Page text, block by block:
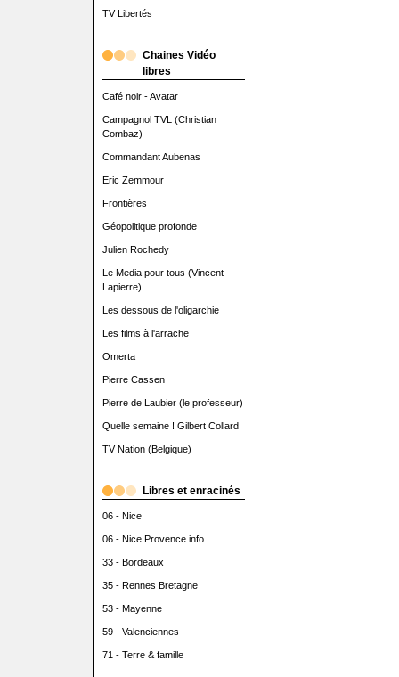
TV Libertés
Chaines Vidéo
libres
Café noir - Avatar
Campagnol TVL (Christian
Combaz)
Commandant Aubenas
Eric Zemmour
Frontières
Géopolitique profonde
Julien Rochedy
Le Media pour tous (Vincent
Lapierre)
Les dessous de l'oligarchie
Les films à l'arrache
Omerta
Pierre Cassen
Pierre de Laubier (le professeur)
Quelle semaine ! Gilbert Collard
TV Nation (Belgique)
Libres et enracinés
06 - Nice
06 - Nice Provence info
33 - Bordeaux
35 - Rennes Bretagne
53 - Mayenne
59 - Valenciennes
71 - Terre & famille